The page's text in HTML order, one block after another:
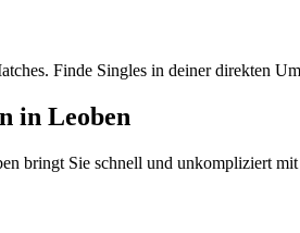
Finde Singles in deiner direkten
in Leoben
bringt Sie schnell und unkompliziert